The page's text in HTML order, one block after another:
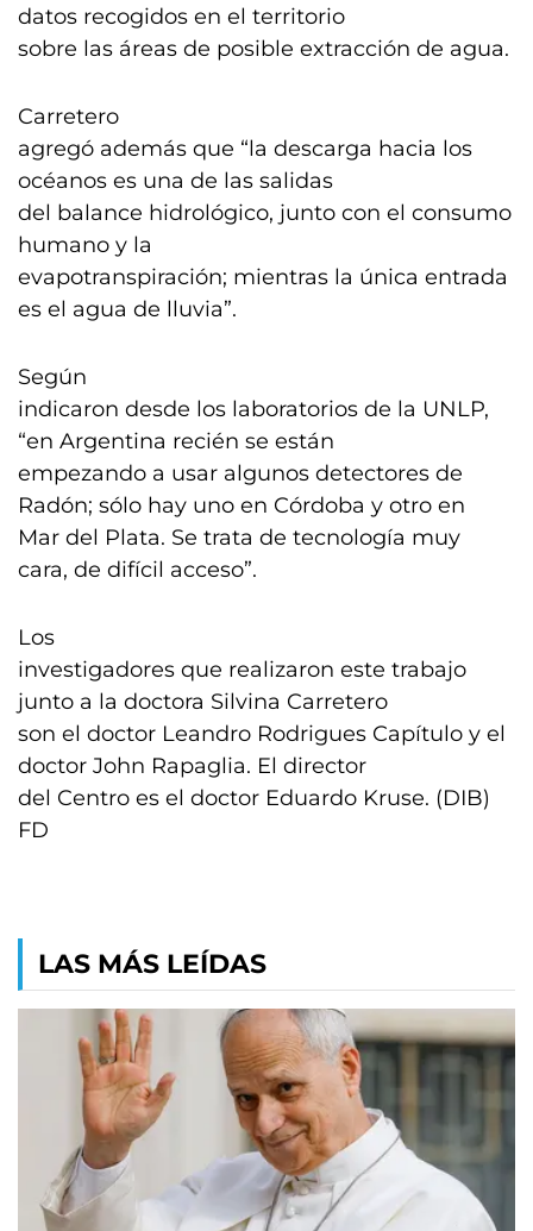
datos recogidos en el territorio
sobre las áreas de posible extracción de agua.
Carretero
agregó además que “la descarga hacia los
océanos es una de las salidas
del balance hidrológico, junto con el consumo
humano y la
evapotranspiración; mientras la única entrada
es el agua de lluvia”.
Según
indicaron desde los laboratorios de la UNLP,
“en Argentina recién se están
empezando a usar algunos detectores de
Radón; sólo hay uno en Córdoba y otro en
Mar del Plata. Se trata de tecnología muy
cara, de difícil acceso”.
Los
investigadores que realizaron este trabajo
junto a la doctora Silvina Carretero
son el doctor Leandro Rodrigues Capítulo y el
doctor John Rapaglia. El director
del Centro es el doctor Eduardo Kruse. (DIB)
FD
LAS MÁS LEÍDAS